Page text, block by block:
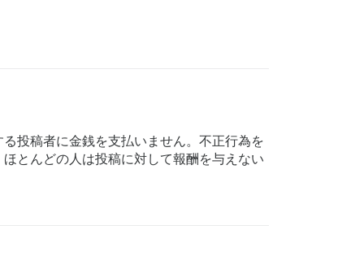
投稿者に金銭を支払いません。不正行為を
とんどの人は投稿に対して報酬を与えない